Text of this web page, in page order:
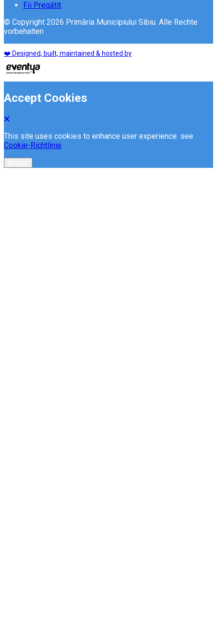
Fii Pregătit
© Copyright 2026 Primăria Municipiului Sibiu. Alle Rechte
vorbehalten
❤️ Designed, built, maintained & hosted by
Accept Cookies
This site uses cookies to enhance user experience. see
Cookie-Richtlinie